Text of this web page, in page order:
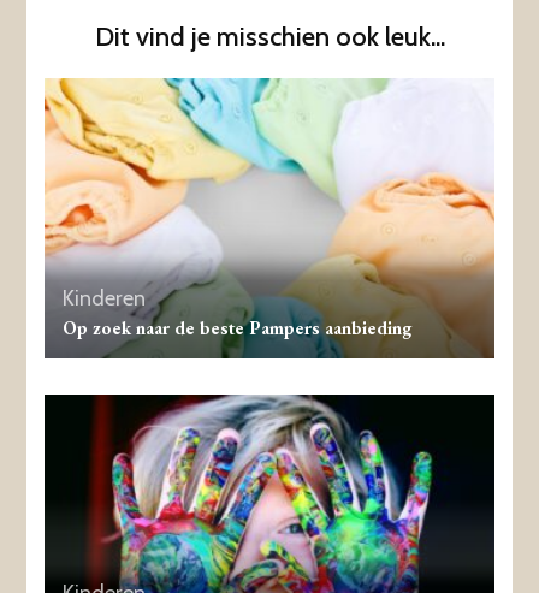
Dit vind je misschien ook leuk...
Kinderen
Op zoek naar de beste Pampers aanbieding